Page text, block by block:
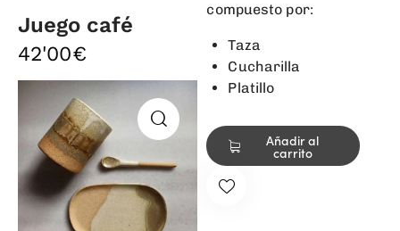
Juego café
42'00€
compuesto por:
Taza
Cucharilla
Platillo
Añadir al
carrito